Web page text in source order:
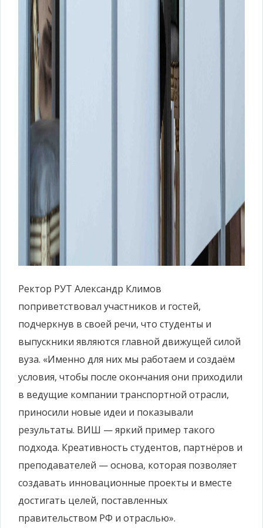
Ректор РУТ Александр Климов
поприветствовал участников и гостей,
подчеркнув в своей речи, что студенты и
выпускники являются главной движущей силой
вуза. «Именно для них мы работаем и создаём
условия, чтобы после окончания они приходили
в ведущие компании транспортной отрасли,
приносили новые идеи и показывали
результаты. ВИШ — яркий пример такого
подхода. Креативность студентов, партнёров и
преподавателей — основа, которая позволяет
создавать инновационные проекты и вместе
достигать целей, поставленных
правительством РФ и отраслью».